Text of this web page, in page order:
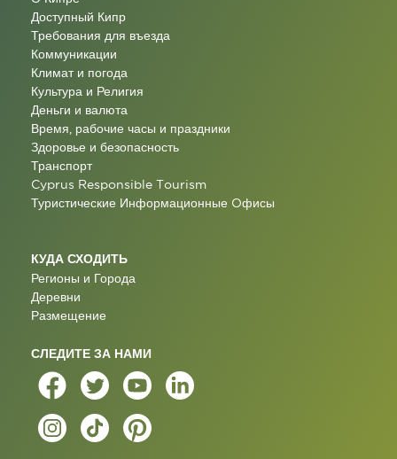
Доступный Кипр
Требования для въезда
Коммуникации
Климат и погода
Культура и Религия
Деньги и валюта
Время, рабочие часы и праздники
Здоровье и безопасность
Транспорт
Cyprus Responsible Tourism
Туристические Информационные Oфисы
КУДА СХОДИТЬ
Регионы и Города
Деревни
Размещение
СЛЕДИТЕ ЗА НАМИ